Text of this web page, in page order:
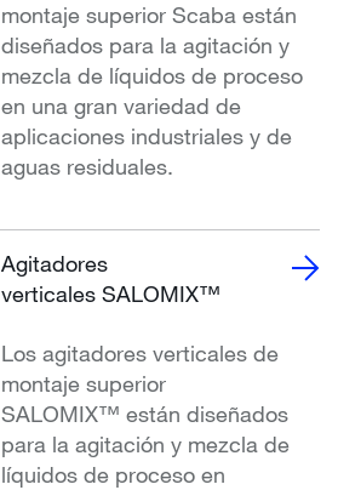
montaje superior Scaba están
diseñados para la agitación y
mezcla de líquidos de proceso
en una gran variedad de
aplicaciones industriales y de
aguas residuales.
Agitadores
verticales SALOMIX™
Los agitadores verticales de
montaje superior
SALOMIX™ están diseñados
para la agitación y mezcla de
líquidos de proceso en